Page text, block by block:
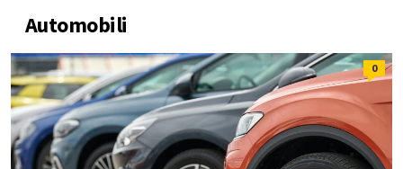
Automobili
0